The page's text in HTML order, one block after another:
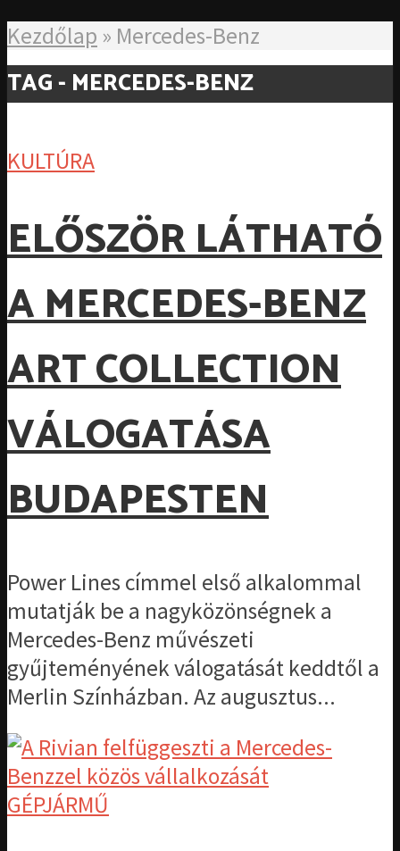
Kezdőlap » Mercedes-Benz
TAG - MERCEDES-BENZ
KULTÚRA
ELŐSZÖR LÁTHATÓ
A MERCEDES-BENZ
ART COLLECTION
VÁLOGATÁSA
BUDAPESTEN
Power Lines címmel első alkalommal
mutatják be a nagyközönségnek a
Mercedes-Benz művészeti
gyűjteményének válogatását keddtől a
Merlin Színházban. Az augusztus...
GÉPJÁRMŰ